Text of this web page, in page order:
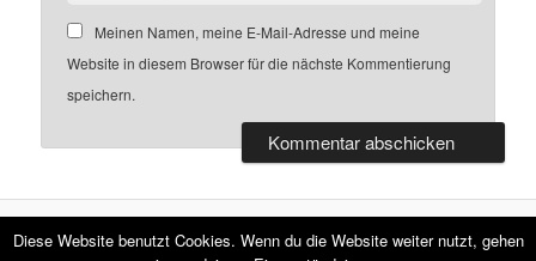
Meinen Namen, meine E-Mail-Adresse und meine
Website in diesem Browser für die nächste Kommentierung
speichern.
Datenschutzerklärung Stolz präsentiert von WordPress
Diese Website benutzt Cookies. Wenn du die Website weiter nutzt, gehen